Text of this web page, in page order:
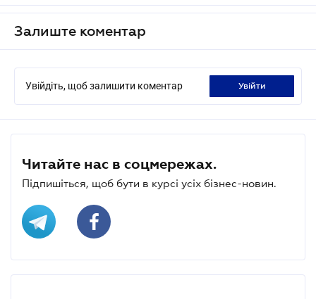
Залиште коментар
Увійдіть, щоб залишити коментар увійти
Читайте нас в соцмережах.
Підпишіться, щоб бути в курсі усіх бізнес-новин.